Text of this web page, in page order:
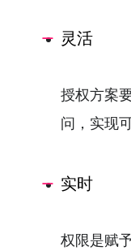
灵活
授权方案
问，实现
实时
权限是赋